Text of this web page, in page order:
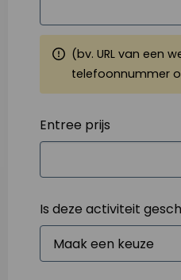
(bv. URL van een
telefoonnummer
Entree prijs
Is deze activiteit